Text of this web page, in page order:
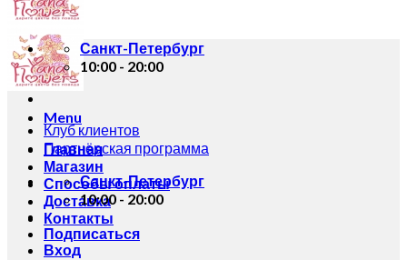
Menu
Главная
Магазин
Способы оплаты
Доставка
Контакты
Вход
Санкт-Петербург
10:00 - 20:00
Клуб клиентов
Партнёрская программа
Санкт-Петербург
10:00 - 20:00
Подписаться